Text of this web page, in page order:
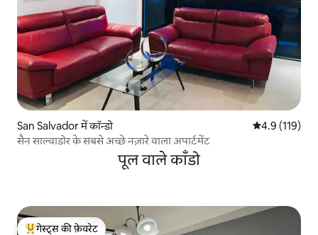
San Salvador में कॉन्डो औसत रेटिंग 5 में
4.9 (119)
सैन साल्वाडोर के सबसे अच्छे नज़ारे वाला अपार्टमेंट
पूल वाले काँडो
गेस्ट्स की फ़ेवरेट